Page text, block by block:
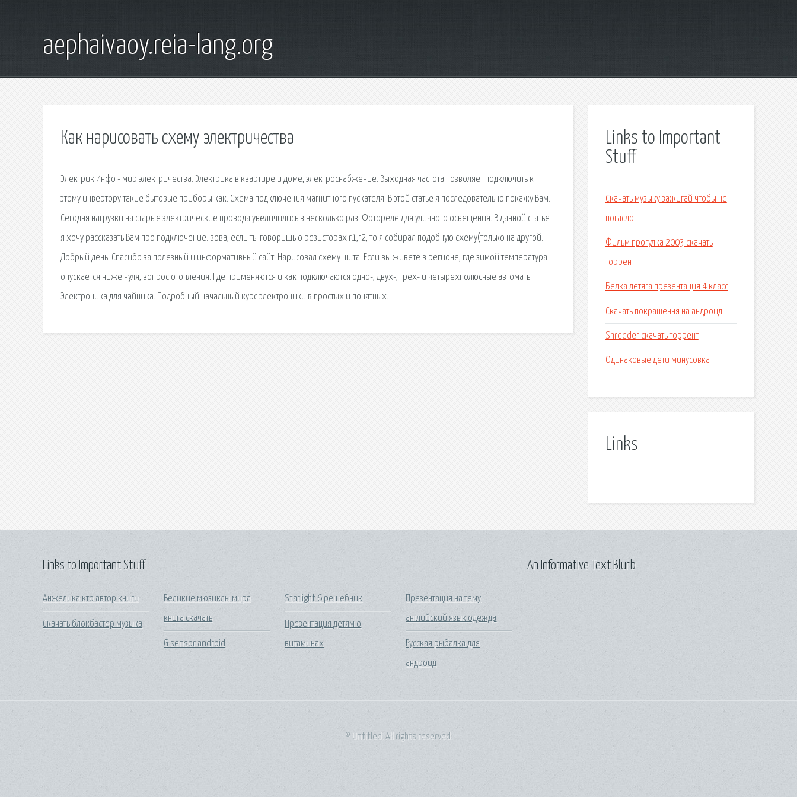
aephaivaoy.reia-lang.org
Как нарисовать схему электричества
Электрик Инфо - мир электричества. Электрика в квартире и доме, электроснабжение. Выходная частота позволяет подключить к
этому инвертору такие бытовые приборы как. Схема подключения магнитного пускателя. В этой статье я последовательно покажу Вам.
Сегодня нагрузки на старые электрические провода увеличились в несколько раз. Фотореле для уличного освещения. В данной статье
я хочу рассказать Вам про подключение. вова, если ты говоришь о резисторах r1,r2, то я собирал подобную схему(только на другой.
Добрый день! Спасибо за полезный и информативный сайт! Нарисовал схему щита. Если вы живете в регионе, где зимой температура
опускается ниже нуля, вопрос отопления. Где применяются и как подключаются одно-, двух-, трех- и четырехполюсные автоматы.
Электроника для чайника. Подробный начальный курс электроники в простых и понятных.
Links to Important
Stuff
Скачать музыку зажигай чтобы не
погасло
Фильм прогулка 2003 скачать
торрент
Белка летяга презентация 4 класс
Скачать покращення на андроид
Shredder скачать торрент
Одинаковые дети минусовка
Links
Links to Important Stuff
Анжелика кто автор книги
Скачать блокбастер музыка
Великие мюзиклы мира
книга скачать
G sensor android
Starlight 6 решебник
Презентация детям о
витаминах
Презентация на тему
английский язык одежда
Русская рыбалка для
андроид
An Informative Text Blurb
© Untitled. All rights reserved.